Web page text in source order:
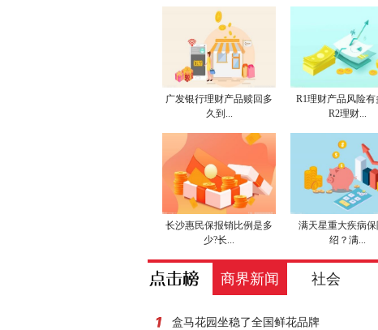
广发银行理财产品赎回多
久到...
R1理财产品风险有
R2理财...
长沙惠民保报销比例是多
少?长...
满天星重大疾病
绍？满...
商界新闻 社会
盒马花园坐稳了全国鲜花品牌